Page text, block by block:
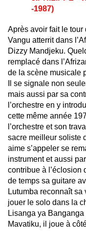
-1987)
Après avoir fait le
Vangu atterrit dans
Dizzy Mandjeku.
remplacé dans
de la scène musicale
Il se signale non
mais aussi par sa
l’orchestre en y
cette même année
l’orchestre et son
sacre meilleur soliste
aime s’appeler se
instrument et aussi
contribue à l’éclosion
de temps sa guitare
Lutumba reconnaît
jouer le solo dans la
Lisanga ya
Mavatiku, il joue à